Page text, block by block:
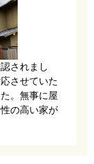
。今回は
防水性と
されまし
させていた
。無事に屋
の高い家が